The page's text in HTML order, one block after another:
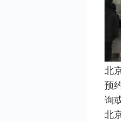
北
预
询
北